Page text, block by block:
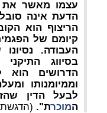
הדעת אינה
הריצוף הוא
קיומם של
העבודה.
בסיווג
הדרושים הוא
וממיומנותו
לבעל הדין
המוכרת". (הדגשת